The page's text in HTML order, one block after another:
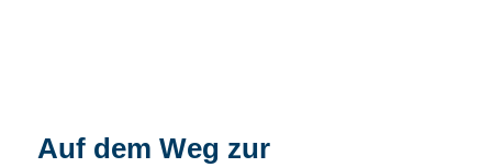
Auf dem Weg zur